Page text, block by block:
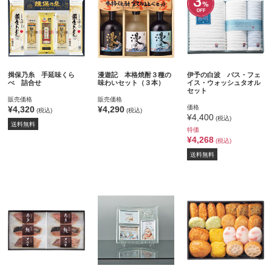
揖保乃糸 手延味くら
べ 詰合せ
販売価格
¥4,320 (税込)
送料無料
漫遊記 本格焼酎３種の
味わいセット（３本）
販売価格
¥4,290(税込)
伊予の白波 バス・フェ
イス・ウォッシュタオル
セット
価格
¥4,400 (税込)
特価
¥4,268 (税込)
送料無料